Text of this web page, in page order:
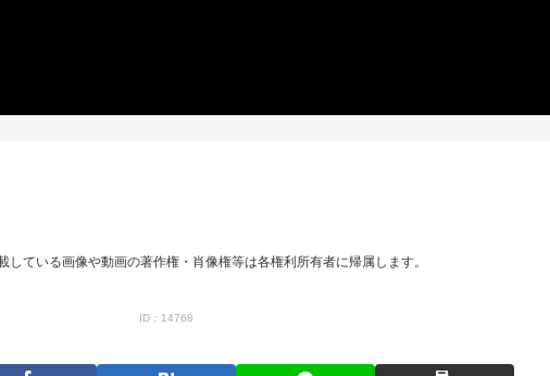
している画像や動画の著作権・肖像権等は各権利所有者に帰属します。
ID：14768